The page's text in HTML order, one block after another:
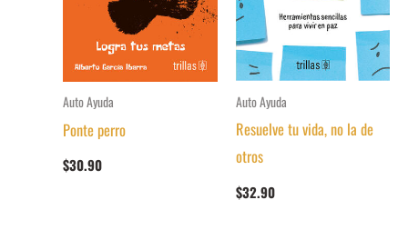
Auto Ayuda
Ponte perro
$30.90
Auto Ayuda
Resuelve tu vida, no la de
otros
$32.90